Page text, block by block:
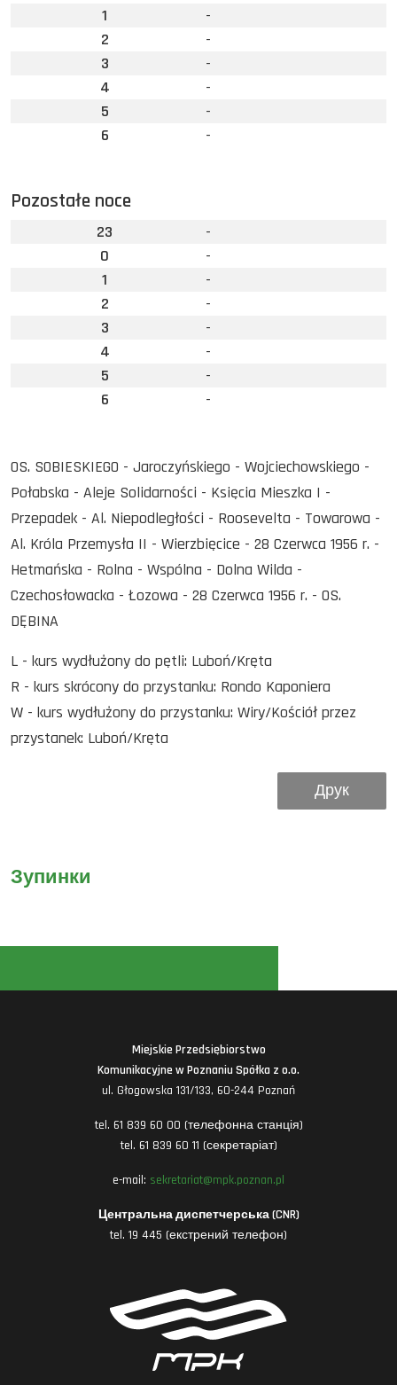
Зупинки
1
-
2
-
3
-
4
-
5
-
6
-
Pozostałe noce
23
-
0
-
1
-
2
-
3
-
4
-
5
-
6
-
OS. SOBIESKIEGO - Jaroczyńskiego - Wojciechowskiego -
Połabska - Aleje Solidarności - Księcia Mieszka I -
Przepadek - Al. Niepodległości - Roosevelta - Towarowa -
Al. Króla Przemysła II - Wierzbięcice - 28 Czerwca 1956 r. -
Hetmańska - Rolna - Wspólna - Dolna Wilda -
Czechosłowacka - Łozowa - 28 Czerwca 1956 r. - OS.
DĘBINA
L - kurs wydłużony do pętli: Luboń/Kręta
R - kurs skrócony do przystanku: Rondo Kaponiera
W - kurs wydłużony do przystanku: Wiry/Kościół przez
przystanek: Luboń/Kręta
Друк
Miejskie Przedsiębiorstwo
Komunikacyjne w Poznaniu Spółka z o.o.
ul. Głogowska 131/133, 60-244 Poznań
tel. 61 839 60 00 (телефонна станція)
tel. 61 839 60 11 (секретаріат)
e-mail: sekretariat@mpk.poznan.pl
Центральна диспетчерська (CNR)
tel. 19 445 (екстрений телефон)